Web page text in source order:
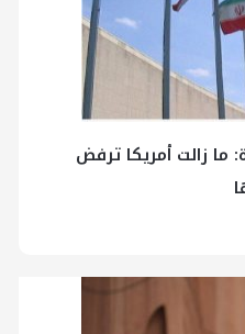
ما زالت أمريكا ترفض